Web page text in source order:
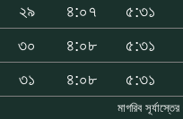
২৯
৪:০৭ ৫:৩১
৩০
৪:০৮ ৫:৩১
৩১
৪:০৮ ৫:৩১
মাগরিব